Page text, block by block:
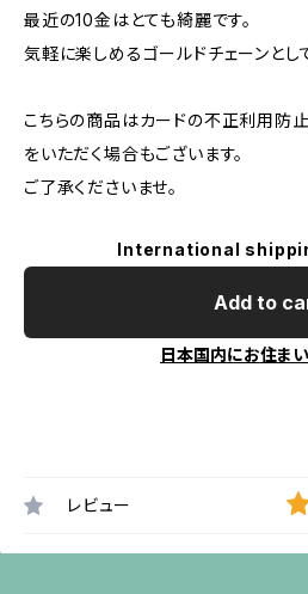
最近の10金はとても綺麗です。
気軽に楽しめるゴールドチェーンとし
こちらの商品はカードの不正利用防
をいただく場合もございます。
ご了承くださいませ。
International
Add to
日本国内にお住ま
レビュー